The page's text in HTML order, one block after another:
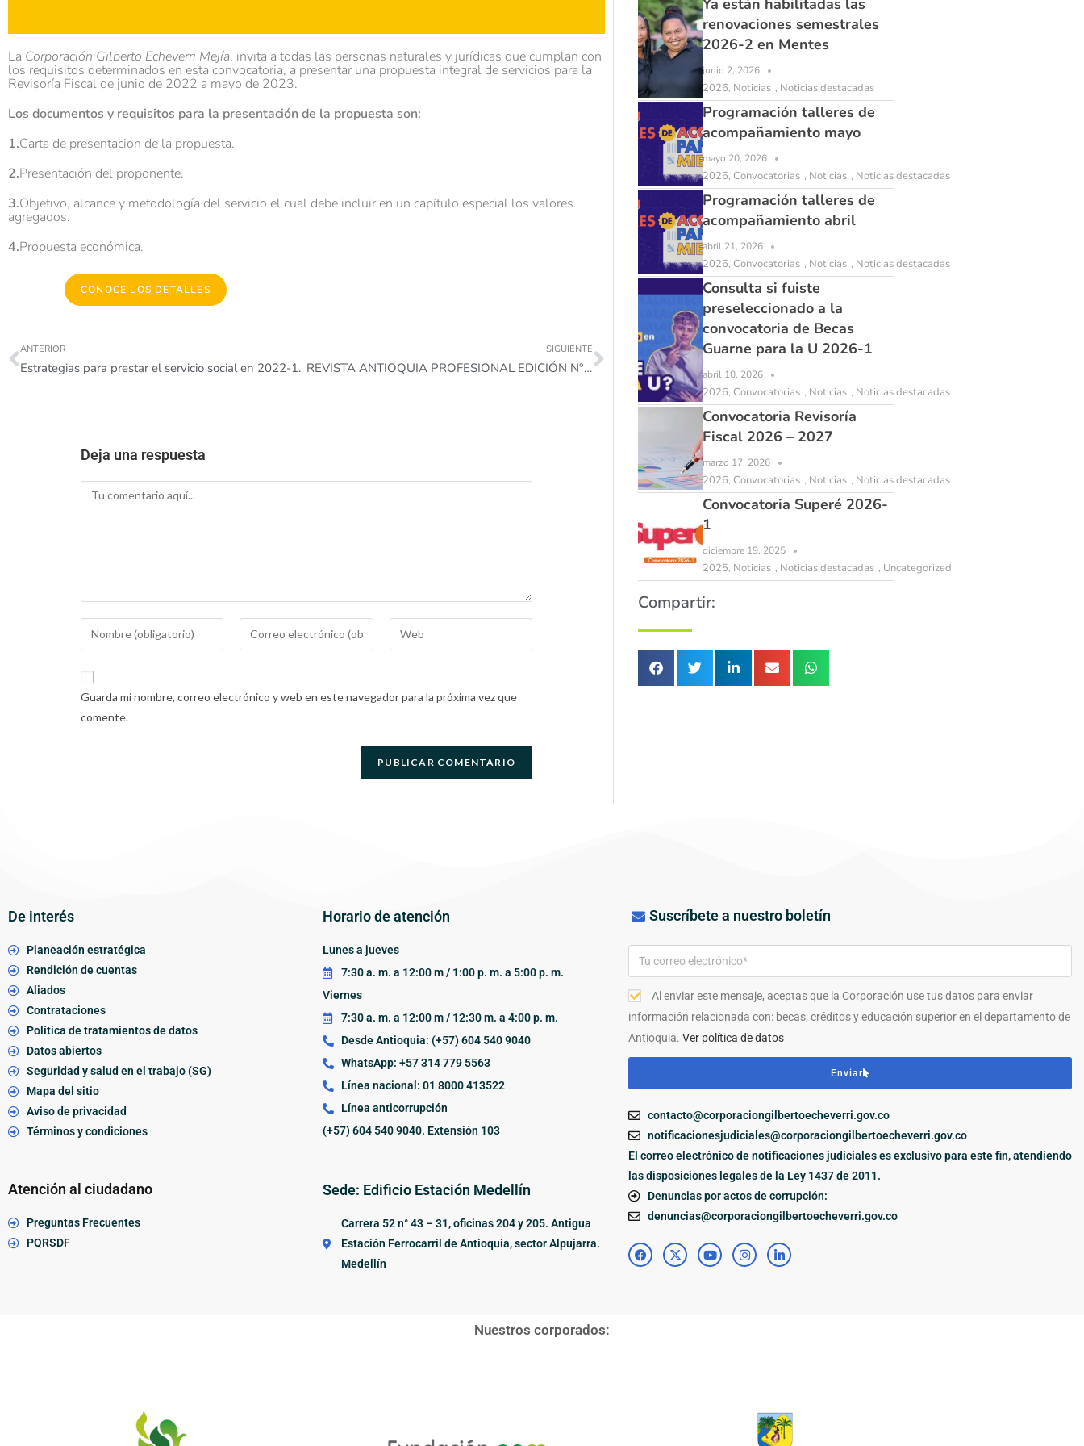
La Corporación Gilberto Echeverri Mejía, invita a todas las personas naturales y jurídicas que cumplan con
los requisitos determinados en esta convocatoria, a presentar una propuesta integral de servicios para la
Revisoría Fiscal de junio de 2022 a mayo de 2023.
Los documentos y requisitos para la presentación de la propuesta son:
1.Carta de presentación de la propuesta.
2.Presentación del proponente.
3.Objetivo, alcance y metodología del servicio el cual debe incluir en un capítulo especial los valores
agregados.
4.Propuesta económica.
CONOCE LOS DETALLES
ANTERIOR
Estrategias para prestar el servicio social en 2022-1.
SIGUIENTE
REVISTA ANTIOQUIA PROFESIONAL EDICIÓN N° 22.
Deja una respuesta
Guarda mi nombre, correo electrónico y web en este navegador para la próxima vez que
comente.
Ya están habilitadas las
renovaciones semestrales
2026-2 en Mentes
junio 2, 2026
2026, Noticias , Noticias destacadas
Programación talleres de
acompañamiento mayo
mayo 20, 2026
2026, Convocatorias , Noticias , Noticias destacadas
Programación talleres de
acompañamiento abril
abril 21, 2026
2026, Convocatorias , Noticias , Noticias destacadas
Consulta si fuiste
preseleccionado a la
convocatoria de Becas
Guarne para la U 2026-1
abril 10, 2026
2026, Convocatorias , Noticias , Noticias destacadas
Convocatoria Revisoría
Fiscal 2026 – 2027
marzo 17, 2026
2026, Convocatorias , Noticias , Noticias destacadas
Convocatoria Superé 2026-
1
diciembre 19, 2025
2025, Noticias , Noticias destacadas , Uncategorized
Compartir:
De interés
Planeación estratégica
Rendición de cuentas
Aliados
Contrataciones
Política de tratamientos de datos
Datos abiertos
Seguridad y salud en el trabajo (SG)
Mapa del sitio
Aviso de privacidad
Términos y condiciones
Atención al ciudadano
Preguntas Frecuentes
PQRSDF
Horario de atención
Lunes a jueves
7:30 a. m. a 12:00 m / 1:00 p. m. a 5:00 p. m.
Viernes
7:30 a. m. a 12:00 m / 12:30 m. a 4:00 p. m.
Desde Antioquia: (+57) 604 540 9040
WhatsApp: +57 314 779 5563
Línea nacional: 01 8000 413522
Línea anticorrupción
(+57) 604 540 9040. Extensión 103
Sede: Edificio Estación Medellín
Carrera 52 n° 43 – 31, oficinas 204 y 205. Antigua
Estación Ferrocarril de Antioquia, sector Alpujarra.
Medellín
Suscríbete a nuestro boletín
Al enviar este mensaje, aceptas que la Corporación use tus datos para enviar
información relacionada con: becas, créditos y educación superior en el departamento de
Antioquia.Ver política de datos
Enviar
contacto@corporaciongilbertoecheverri.gov.co
notificacionesjudiciales@corporaciongilbertoecheverri.gov.co
El correo electrónico de notificaciones judiciales es exclusivo para este fin, atendiendo
las disposiciones legales de la Ley 1437 de 2011.
Denuncias por actos de corrupción:
denuncias@corporaciongilbertoecheverri.gov.co
Nuestros corporados: